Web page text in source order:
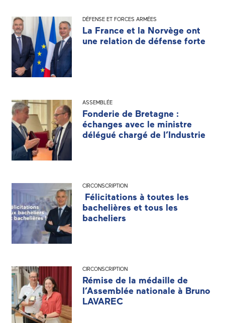
DÉFENSE ET FORCES ARMÉES
La France et la Norvège ont
une relation de défense forte
ASSEMBLÉE
Fonderie de Bretagne :
échanges avec le ministre
délégué chargé de l’Industrie
CIRCONSCRIPTION
Félicitations à toutes les
bachelières et tous les
bacheliers
CIRCONSCRIPTION
Rémise de la médaille de
l’Assemblée nationale à Bruno
LAVAREC